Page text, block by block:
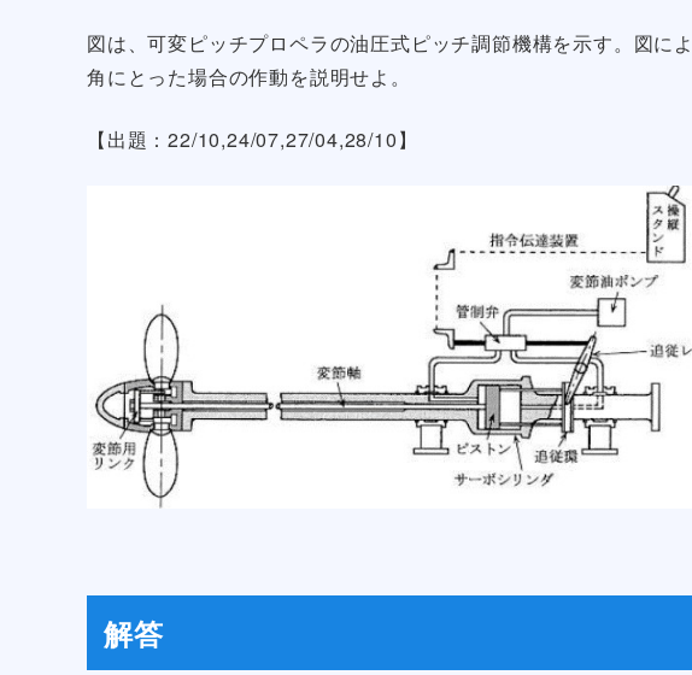
図は、可変ピッチプロペラの油圧式ピッチ調節機構を示す。図に
角にとった場合の作動を説明せよ。
【出題：22/10,24/07,27/04,28/10】
解答